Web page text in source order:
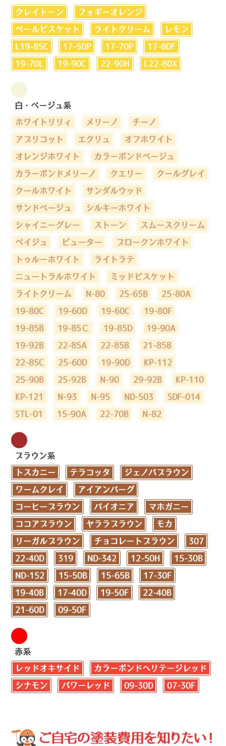
クレイトーン フォギーオレンジ
ペールビスケット ライトクリーム レモン
L19-85C 17-50P 17-70P 17-80F
19-70L 19-90C 22-90H L22-80X
白・ベージュ系
ホワイトリリィ メリーノ チーノ
アプリコット エクリュ オフホワイト
オレンジホワイト カラーボンドベージュ
カラーボンドメリーノ クエリー クールグレイ
クールホワイト サンダルウッド
サンドベージュ シルキーホワイト
シャイニーグレー ストーン スムースクリーム
ベイジュ ピューター ブロークンホワイト
トゥルーホワイト ライトラテ
ニュートラルホワイト ミッドビスケット
ライトクリーム N-80 25-65B 25-80A
19-80C 19-60D 19-60C 19-80F
19-85B 19-85Ｃ 19-85D 19-90A
19-92B 22-85A 22-85B 21-85B
22-85C 25-60D 19-90D KP-112
25-90B 25-92B N-90 29-92B KP-110
KP-121 N-93 N-95 ND-503 SDF-014
STL-01 15-90A 22-70B N-82
ブラウン系
トスカニー テラコッタ ジェノバブラウン
ワームクレイ アイアンバーグ
コーヒーブラウン パイオニア マホガニー
ココアブラウン ヤララブラウン モカ
リーガルブラウン チョコレートブラウン 307
22-40D 319 ND-342 12-50H 15-30B
ND-152 15-50B 15-65B 17-30F
19-40B 17-40D 19-50F 22-40B
21-60D 09-50F
赤系
レッドオキサイド カラーボンドヘリテージレッド
シナモン パワーレッド 09-30D 07-30F